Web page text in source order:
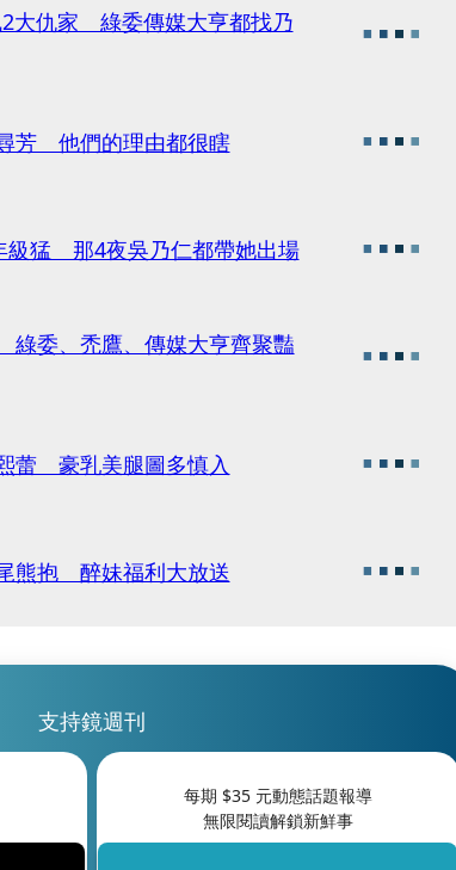
2大仇家 綠委傳媒大亨都找乃
芳 他們的理由都很瞎
級猛 那4夜吳乃仁都帶她出場
綠委、禿鷹、傳媒大亨齊聚豔
蕾 豪乳美腿圖多慎入
熊抱 醉妹福利大放送
支持鏡週刊
每期 $35元動態話題報導
無限閱讀解鎖新鮮事